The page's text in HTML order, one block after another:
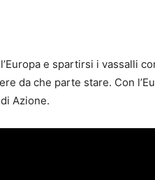
e spartirsi i vassalli
da che parte stare. Con
Azione.